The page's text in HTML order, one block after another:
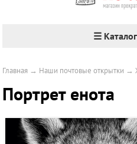
☰
Главная → Наши почтовые открытки →
Портрет енота